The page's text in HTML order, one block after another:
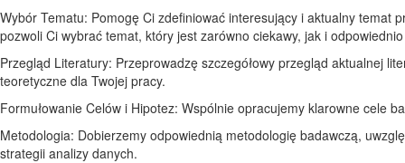
Wybór Tematu: Pomogę Ci zdefiniować interesujący i aktualny temat
pozwoli Ci wybrać temat, który jest zarówno ciekawy, jak i
Przegląd Literatury: Przeprowadzę szczegółowy przegląd aktualnej
teoretyczne dla Twojej pracy.
Formułowanie Celów i Hipotez: Wspólnie opracujemy klarowne cele
Metodologia: Dobierzemy odpowiednią metodologię badawczą,
strategii analizy danych.